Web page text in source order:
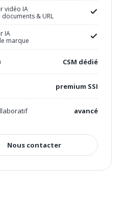
vidéo IA
& URL
IA
marque
CSM dédié
premium SSI
avancé
Nous contacter